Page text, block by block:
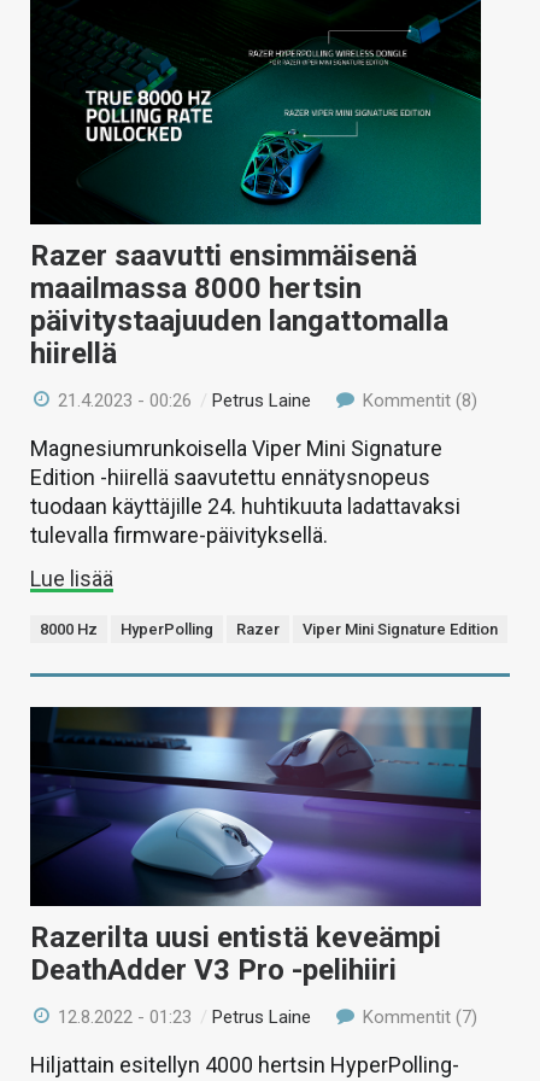
Razer saavutti ensimmäisenä
maailmassa 8000 hertsin
päivitystaajuuden langattomalla
hiirellä
21.4.2023 - 00:26 /Petrus Laine Kommentit (8)
Magnesiumrunkoisella Viper Mini Signature
Edition -hiirellä saavutettu ennätysnopeus
tuodaan käyttäjille 24. huhtikuuta ladattavaksi
tulevalla firmware-päivityksellä.
Lue lisää
8000 Hz HyperPolling Razer Viper Mini Signature Edition
Razerilta uusi entistä keveämpi
DeathAdder V3 Pro -pelihiiri
12.8.2022 - 01:23 /Petrus Laine Kommentit (7)
Hiljattain esitellyn 4000 hertsin HyperPolling-